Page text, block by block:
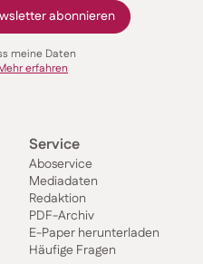
meine Daten
erfahren
Service
Aboservice
Mediadaten
Redaktion
PDF-Archiv
E-Paper herunterladen
Häufige Fragen